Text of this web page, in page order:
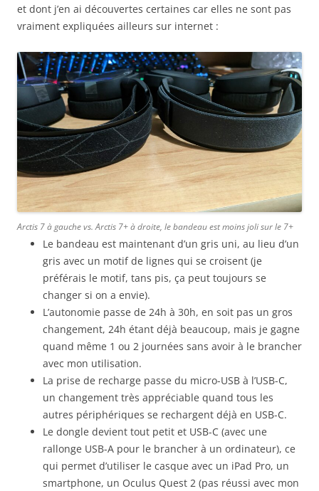
et dont j’en ai découvertes certaines car elles ne sont pas
vraiment expliquées ailleurs sur internet :
Arctis 7 à gauche vs. Arctis 7+ à droite, le bandeau est moins joli sur le 7+
Le bandeau est maintenant d’un gris uni, au lieu d’un
gris avec un motif de lignes qui se croisent (je
préférais le motif, tans pis, ça peut toujours se
changer si on a envie).
L’autonomie passe de 24h à 30h, en soit pas un gros
changement, 24h étant déjà beaucoup, mais je gagne
quand même 1 ou 2 journées sans avoir à le brancher
avec mon utilisation.
La prise de recharge passe du micro-USB à l’USB-C,
un changement très appréciable quand tous les
autres périphériques se rechargent déjà en USB-C.
Le dongle devient tout petit et USB-C (avec une
rallonge USB-A pour le brancher à un ordinateur), ce
qui permet d’utiliser le casque avec un iPad Pro, un
smartphone, un Oculus Quest 2 (pas réussi avec mon